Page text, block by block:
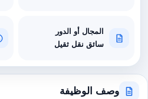
المجال أو الدور
سائق نقل ثقيل
وصف الوظيفة